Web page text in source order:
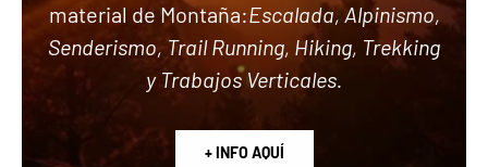
material de Montaña:Escalada, Alpinismo,
Senderismo, Trail Running, Hiking, Trekking
y Trabajos Verticales.
+ INFO AQUÍ